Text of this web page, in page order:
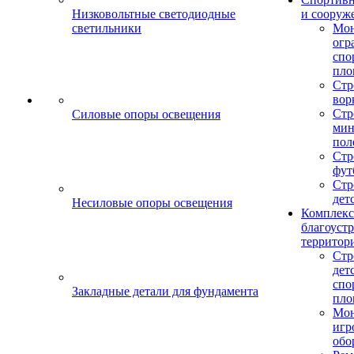
Низковольтные светодиодные
светильники
Силовые опоры освещения
Несиловые опоры освещения
Закладные детали для фундамента
и